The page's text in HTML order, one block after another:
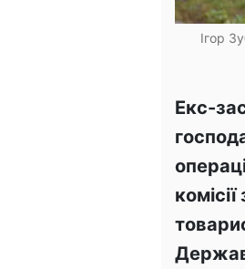
Ігор
Екс-